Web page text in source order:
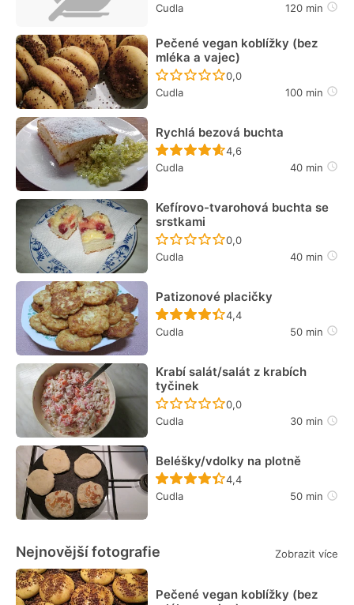
Cudla
120 min
Pečené vegan koblížky (bez
mléka a vajec)
Recept ještě nebyl
0,0
Cudla
100 min
Rychlá bezová buchta
Recept ještě nebyl
4,6
Cudla
40 min
Kefírovo-tvarohová buchta se
srstkami
Recept ještě nebyl
0,0
Cudla
40 min
Patizonové placičky
Recept ještě nebyl
4,4
Cudla
50 min
Krabí salát/salát z krabích
tyčinek
Recept ještě nebyl
0,0
Cudla
30 min
Beléšky/vdolky na plotně
Recept ještě nebyl
4,4
Cudla
50 min
Nejnovější fotografie Zobrazit více
Pečené vegan koblížky (bez